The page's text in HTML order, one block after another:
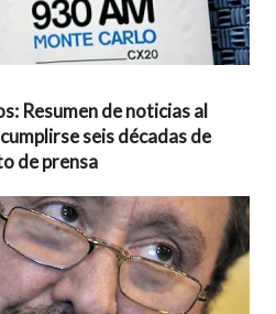
Resumen de noticias al
seis décadas de
de prensa